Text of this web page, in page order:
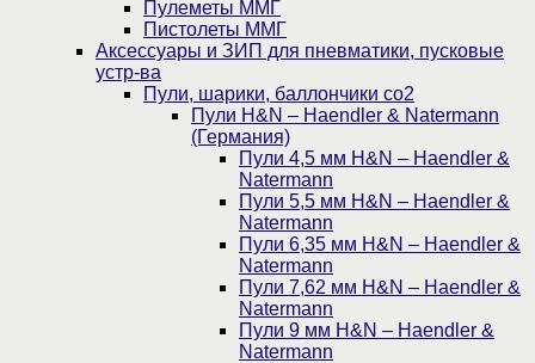
Пулеметы ММГ
Пистолеты ММГ
Аксессуары и ЗИП для пневматики, пусковые
устр-ва
Пули, шарики, баллончики со2
Пули H&N – Haendler & Natermann
(Германия)
Пули 4,5 мм H&N – Haendler &
Natermann
Пули 5,5 мм H&N – Haendler &
Natermann
Пули 6,35 мм H&N – Haendler &
Natermann
Пули 7,62 мм H&N – Haendler &
Natermann
Пули 9 мм H&N – Haendler &
Natermann